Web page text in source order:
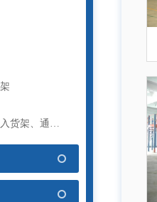
贯通货架、驶入货架、通廊货架